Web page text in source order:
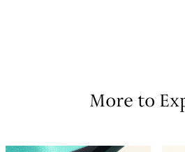
More to